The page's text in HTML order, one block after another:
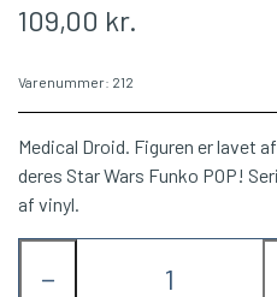
DC
109,00 kr.
Varenummer: 212
Medical Droid. Figuren er lavet
deres Star Wars Funko POP!
af vinyl.
−